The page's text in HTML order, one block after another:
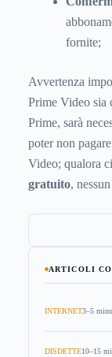
fornite;
Avvertenza
Prime Video sia
Prime, sarà
poter non
Video; qualora
gratuito,
ARTICOLI
INTERNET3–5
DISDETTE10–15